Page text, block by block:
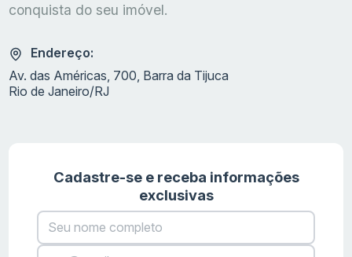
conquista do seu imóvel.
Endereço:
Av. das Américas, 700, Barra da Tijuca
Rio de Janeiro/RJ
Cadastre-se e receba informações
exclusivas